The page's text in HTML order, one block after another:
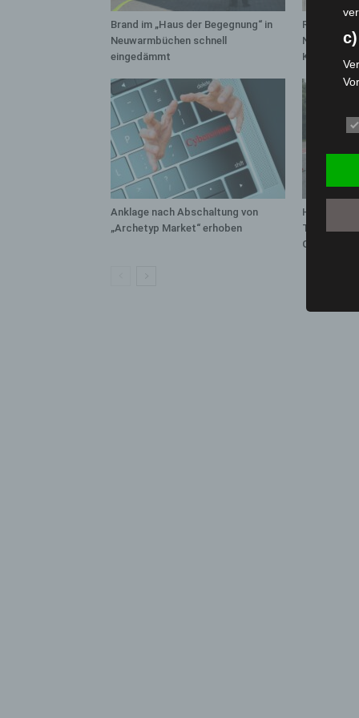
Brand im „Haus der Begegnung“ in
Neuwarmbüchen schnell
eingedämmt
Region
Kreuz
Anklage nach Abschaltung von
„Archetyp Market“ erhoben
Hannover: